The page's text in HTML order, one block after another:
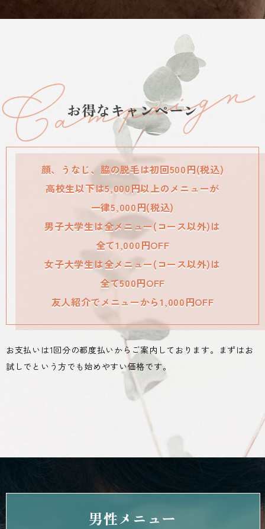
お得なキャンペーン
顔、うなじ、脇の脱毛は初回500円(税込)
高校生以下は5,000円以上のメニューが
一律5,000円(税込)
男子大学生は全メニュー(コース以外)は
全て1,000円OFF
女子大学生は全メニュー(コース以外)は
全て500円OFF
友人紹介でメニューから1,000円OFF
お支払いは1回分の都度払いからご案内しております。まずはお
試しでという方でも始めやすい価格です。
男性メニュー